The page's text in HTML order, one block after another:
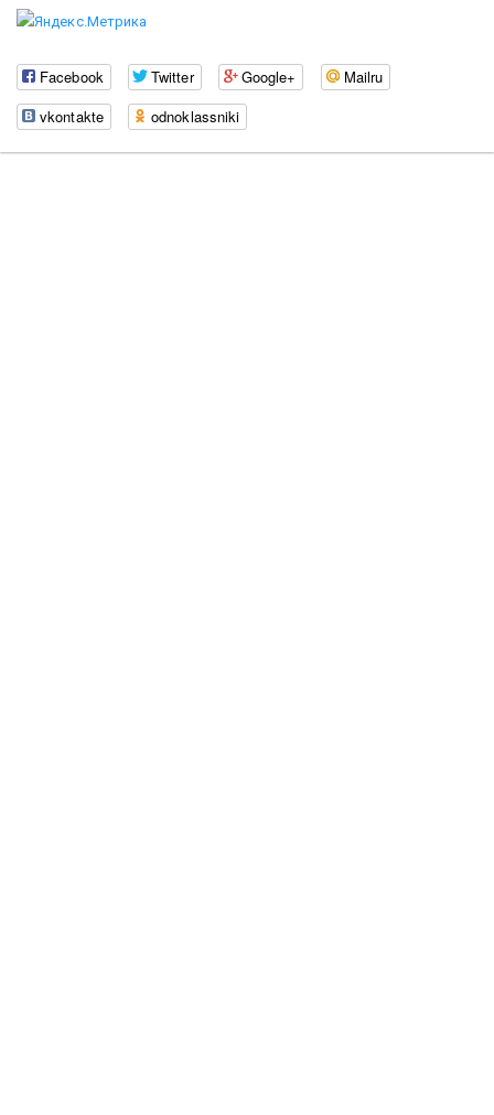
Facebook Twitter Google+
Mailru
vkontakte
odnoklassniki